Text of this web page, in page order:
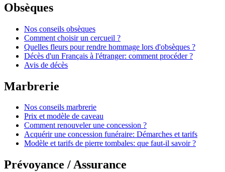
Obsèques
Nos conseils obsèques
Comment choisir un cercueil ?
Quelles fleurs pour rendre hommage lors d'obsèques ?
Décès d'un Français à l'étranger: comment procéder ?
Avis de décès
Marbrerie
Nos conseils marbrerie
Prix et modèle de caveau
Comment renouveler une concession ?
Acquérir une concession funéraire: Démarches et tarifs
Modèle et tarifs de pierre tombales: que faut-il savoir ?
Prévoyance / Assurance